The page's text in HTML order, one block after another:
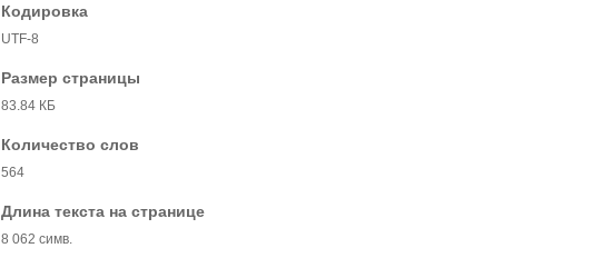
Кодировка
UTF-8
Размер страницы
83.84 КБ
Количество слов
564
Длина текста на странице
8 062 симв.